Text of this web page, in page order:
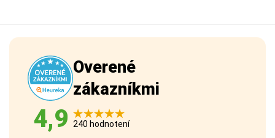
Overené
zákazníkmi
4,9 240 hodnotení